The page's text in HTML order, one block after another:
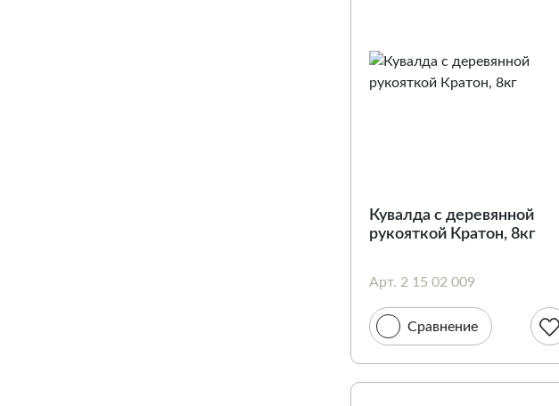
Кувалда с деревянной
рукояткой Кратон, 8кг
Арт. 2 15 02 009
Сравнение